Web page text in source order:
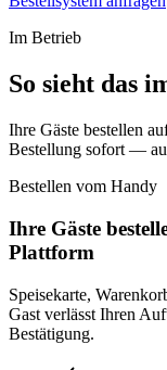
Im Betrieb
So sieht das
Ihre Gäste bestellen
Bestellung sofort —
Bestellen vom Handy
Ihre Gäste
Plattform
Speisekarte,
Gast verlässt Ihren
Bestätigung.